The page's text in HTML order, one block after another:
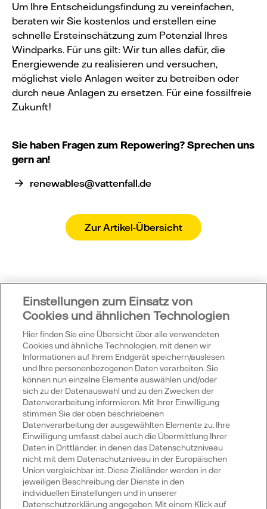
Um Ihre Entscheidungsfindung zu vereinfachen,
beraten wir Sie kostenlos und erstellen eine
schnelle Ersteinschätzung zum Potenzial Ihres
Windparks. Für uns gilt: Wir tun alles dafür, die
Energiewende zu realisieren und versuchen,
möglichst viele Anlagen weiter zu betreiben oder
durch neue Anlagen zu ersetzen. Für eine fossilfreie
Zukunft!
Sie haben Fragen zum Repowering? Sprechen uns
gern an!
renewables@vattenfall.de
Zur Artikel-Übersicht
Vattenfall
Publikationen
Portale
Einstellungen zum Einsatz von
Cookies und ähnlichen Technologien
Hier finden Sie eine Übersicht über alle verwendeten
Cookies und ähnliche Technologien, mit denen wir
Informationen auf Ihrem Endgerät speichern/auslesen
und Ihre personenbezogenen Daten verarbeiten. Sie
können nun einzelne Elemente auswählen und/oder
sich zu der Datenauswahl und zu den Zwecken der
Datenverarbeitung informieren. Mit Ihrer Einwilligung
stimmen Sie der oben beschriebenen
Datenverarbeitung der ausgewählten Elemente zu. Ihre
Einwilligung umfasst dabei auch die Übermittlung Ihrer
Daten in Drittländer, in denen das Datenschutzniveau
nicht mit dem Datenschutzniveau in der Europäischen
Union vergleichbar ist. Diese Zielländer werden in der
jeweiligen Beschreibung der Dienste in den
individuellen Einstellungen und in unserer
Datenschutzerklärung angegeben. Mit einem Klick auf